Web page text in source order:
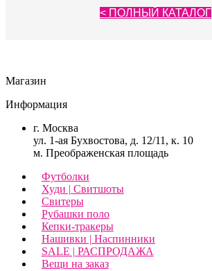
< ПОЛНЫЙ КАТАЛОГ
Магазин
Информация
г. Москва
ул. 1-ая Бухвостова, д. 12/11, к. 10
м. Преображенская площадь
Футболки
Худи | Свитшоты
Свитеры
Рубашки поло
Кепки-тракеры
Нашивки | Наспинники
SALE | РАСПРОДАЖА
Вещи на заказ